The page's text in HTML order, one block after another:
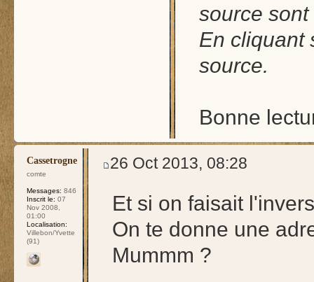
source
En cliquant
source.
Bonne
Cassetrogne
comte
Messages: 846
Inscrit le: 07
Nov 2008,
01:00
Localisation:
Villebon/Yvette
(91)
26 Oct 2013, 08:28
Et si on faisait
On te donne une
Mummm ?